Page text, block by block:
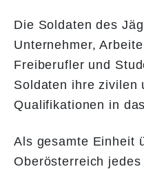
Die Soldaten des
Unternehmer,
Freiberufler und
Soldaten ihre zivilen
Qualifikationen in
Als gesamte Einheit
Oberösterreich